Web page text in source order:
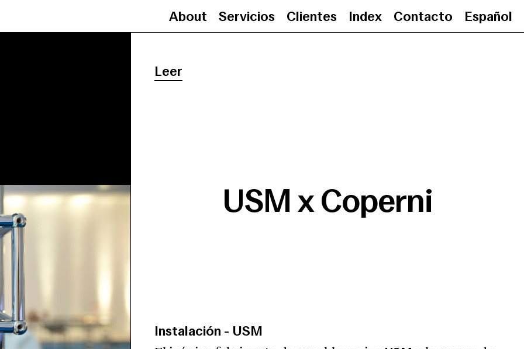
About Servicios Clientes Index Contacto Español
Leer
USM x Coperni
Instalación - USM